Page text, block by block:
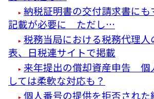
納税証明書の交付請求書にも
記載が必要に ただし…
税務当局における税務代理
表、日税連サイトで掲載
来年提出の償却資産申告 個
しては柔軟な対応も？
個人番号の提供を拒否され